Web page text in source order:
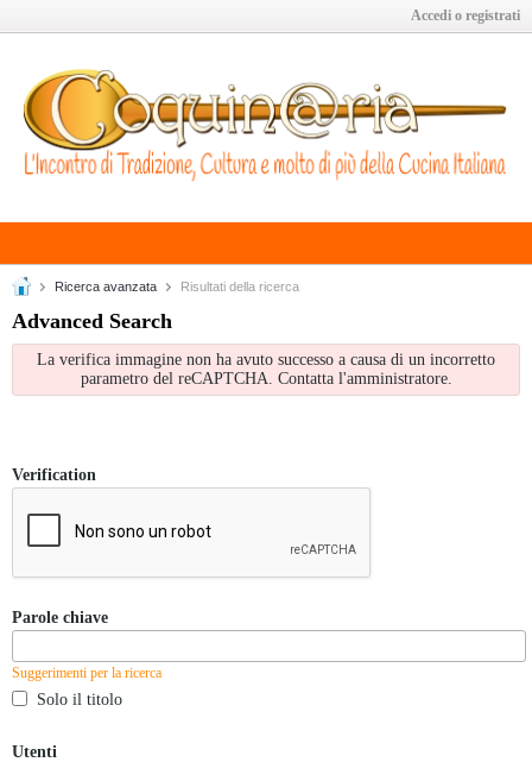
Accedi o registrati
Ricerca avanzata Risultati della ricerca
Advanced Search
La verifica immagine non ha avuto successo a causa di un incorretto
parametro del reCAPTCHA. Contatta l'amministratore.
Verification
Parole chiave
Suggerimenti per la ricerca
Solo il titolo
Utenti